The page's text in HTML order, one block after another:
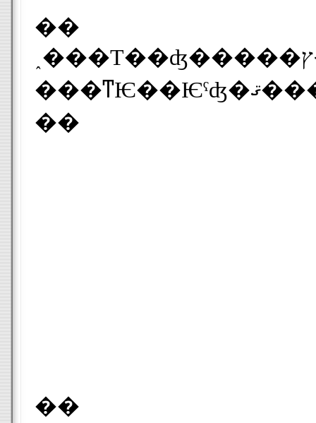
��
˰���Τ��ʤ�����ץ뤵���ɵᤷ��ñ��ʥ�������ñ���ʬ��Ǥι�����ռ�������̡�����Ȥ�ʤ����餫
��
��